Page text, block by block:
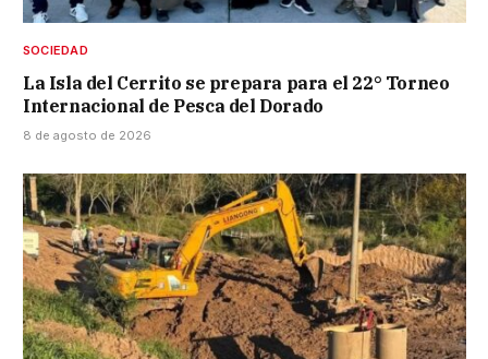
SOCIEDAD
La Isla del Cerrito se prepara para el 22° Torneo
Internacional de Pesca del Dorado
8 de agosto de 2026